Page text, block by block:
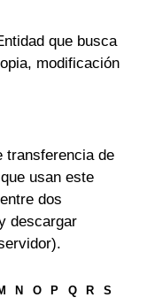
que busca
modificación
transferencia de
usan este
dos
descargar
N O P Q R
S